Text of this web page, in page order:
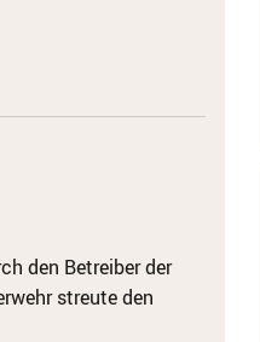
den Betreiber der
streute den